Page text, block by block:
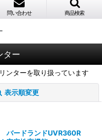
問い合わせ 商品検索
ター
ンターを取り扱っています
表示順変更
バードランドUVR360R